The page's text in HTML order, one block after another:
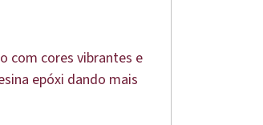
com cores vibrantes e
epóxi dando mais